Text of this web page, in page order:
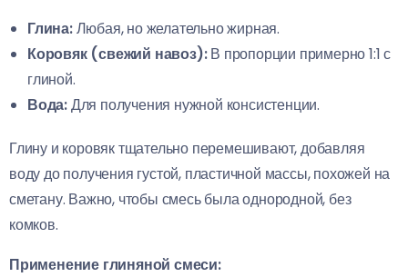
Глина:Любая, но желательно жирная.
Коровяк (свежий навоз):В пропорции примерно 1:1 с
глиной.
Вода:Для получения нужной консистенции.
Глину и коровяк тщательно перемешивают, добавляя
воду до получения густой, пластичной массы, похожей на
сметану. Важно, чтобы смесь была однородной, без
комков.
Применение глиняной смеси: